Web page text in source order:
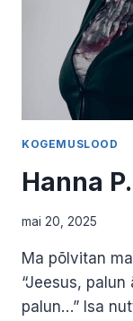
KOGEMUSLOOD
Hanna
mai 20, 2025
Ma põlvitan
“Jeesus,
palun…” Isa